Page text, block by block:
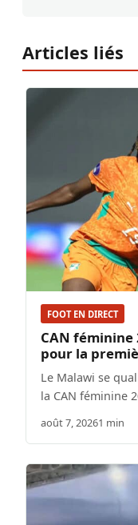
Articles liés
FOOT EN DIRECT
CAN féminine
pour la
Le Malawi se
la CAN féminine
août 7, 20261 min